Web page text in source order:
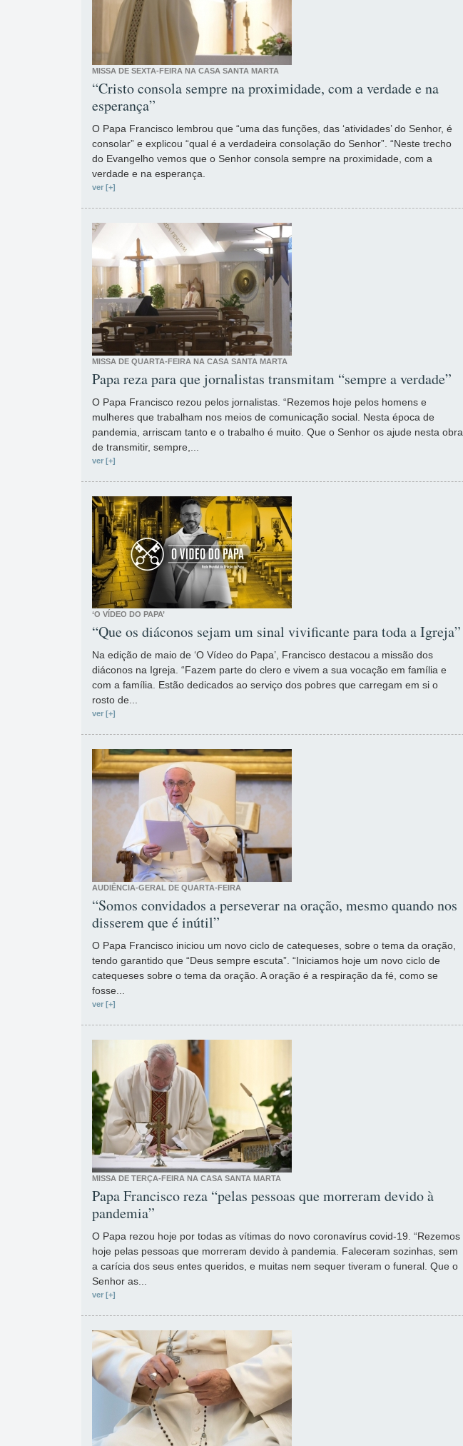
MISSA DE SEXTA-FEIRA NA CASA SANTA MARTA
“Cristo consola sempre na proximidade, com a verdade e na
esperança”
O Papa Francisco lembrou que “uma das funções, das ‘atividades’ do Senhor, é
consolar” e explicou “qual é a verdadeira consolação do Senhor”. “Neste trecho
do Evangelho vemos que o Senhor consola sempre na proximidade, com a
verdade e na esperança.
ver [+]
MISSA DE QUARTA-FEIRA NA CASA SANTA MARTA
Papa reza para que jornalistas transmitam “sempre a verdade”
O Papa Francisco rezou pelos jornalistas. “Rezemos hoje pelos homens e
mulheres que trabalham nos meios de comunicação social. Nesta época de
pandemia, arriscam tanto e o trabalho é muito. Que o Senhor os ajude nesta obra
de transmitir, sempre,...
ver [+]
‘O VÍDEO DO PAPA’
“Que os diáconos sejam um sinal vivificante para toda a Igreja”
Na edição de maio de ‘O Vídeo do Papa’, Francisco destacou a missão dos
diáconos na Igreja. “Fazem parte do clero e vivem a sua vocação em família e
com a família. Estão dedicados ao serviço dos pobres que carregam em si o
rosto de...
ver [+]
AUDIÊNCIA-GERAL DE QUARTA-FEIRA
“Somos convidados a perseverar na oração, mesmo quando nos
disserem que é inútil”
O Papa Francisco iniciou um novo ciclo de catequeses, sobre o tema da oração,
tendo garantido que “Deus sempre escuta”. “Iniciamos hoje um novo ciclo de
catequeses sobre o tema da oração. A oração é a respiração da fé, como se
fosse...
ver [+]
MISSA DE TERÇA-FEIRA NA CASA SANTA MARTA
Papa Francisco reza “pelas pessoas que morreram devido à
pandemia”
O Papa rezou hoje por todas as vítimas do novo coronavírus covid-19. “Rezemos
hoje pelas pessoas que morreram devido à pandemia. Faleceram sozinhas, sem
a carícia dos seus entes queridos, e muitas nem sequer tiveram o funeral. Que o
Senhor as...
ver [+]